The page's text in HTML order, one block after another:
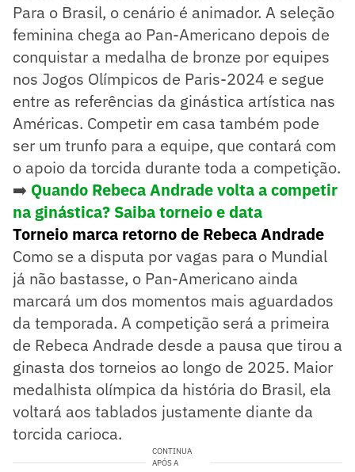
Para o Brasil, o cenário é animador. A seleção
feminina chega ao Pan-Americano depois de
conquistar a medalha de bronze por equipes
nos Jogos Olímpicos de Paris-2024 e segue
entre as referências da ginástica artística nas
Américas. Competir em casa também pode
ser um trunfo para a equipe, que contará com
o apoio da torcida durante toda a competição.
➡️ Quando Rebeca Andrade volta a competir
na ginástica? Saiba torneio e data
Torneio marca retorno de Rebeca Andrade
Como se a disputa por vagas para o Mundial
já não bastasse, o Pan-Americano ainda
marcará um dos momentos mais aguardados
da temporada. A competição será a primeira
de Rebeca Andrade desde a pausa que tirou a
ginasta dos torneios ao longo de 2025. Maior
medalhista olímpica da história do Brasil, ela
voltará aos tablados justamente diante da
torcida carioca.
CONTINUA
APÓS A